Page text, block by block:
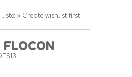
» Create wishlist first
FLOCON